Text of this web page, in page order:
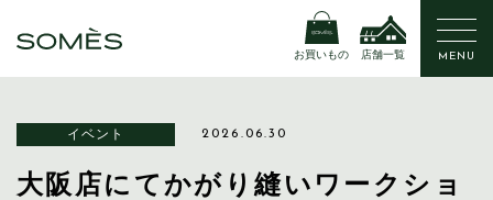
お買いもの 店舗一覧 MENU
イベント 2026.06.30
大阪店にてかがり縫いワークショ